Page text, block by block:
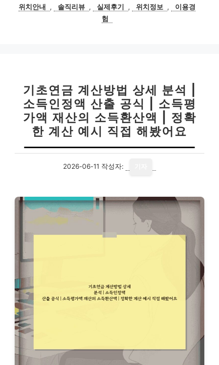
위치안내
, 솔직리뷰 , 실제후기 , 위치정보 ,
이용경
험
기초연금 계산방법 상세 분석 |
소득인정액 산출 공식 | 소득평
가액 재산의 소득환산액 | 정확
한 계산 예시 직접 해봤어요
2026-06-11 작성자: